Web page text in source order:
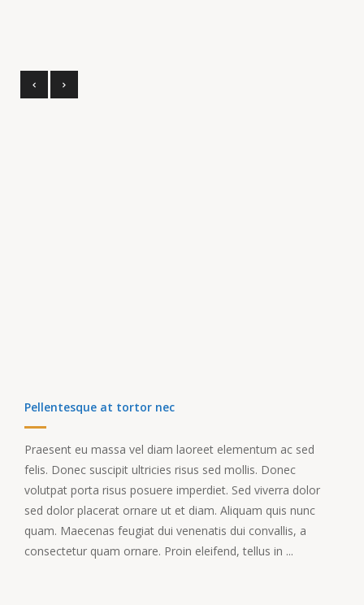
Pellentesque at tortor nec
Praesent eu massa vel diam laoreet elementum ac sed
felis. Donec suscipit ultricies risus sed mollis. Donec
volutpat porta risus posuere imperdiet. Sed viverra dolor
sed dolor placerat ornare ut et diam. Aliquam quis nunc
quam. Maecenas feugiat dui venenatis dui convallis, a
consectetur quam ornare. Proin eleifend, tellus in ...